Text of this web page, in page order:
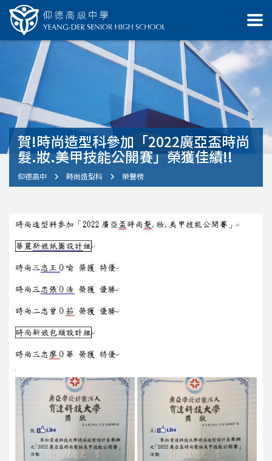
賀!時尚造型科參加「2022廣亞盃時尚
髮.妝.美甲技能公開賽」榮獲佳績!!
仰德高中 時尚造型科 榮譽榜